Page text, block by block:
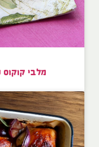
מלבי קוקוס